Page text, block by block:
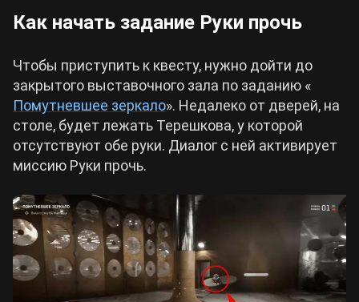
Как начать задание Руки прочь
Чтобы приступить к квесту, нужно дойти до
закрытого выставочного зала по заданию «
Помутневшее зеркало». Недалеко от дверей, на
столе, будет лежать Терешкова, у которой
отсутствуют обе руки. Диалог с ней активирует
миссию Руки прочь.